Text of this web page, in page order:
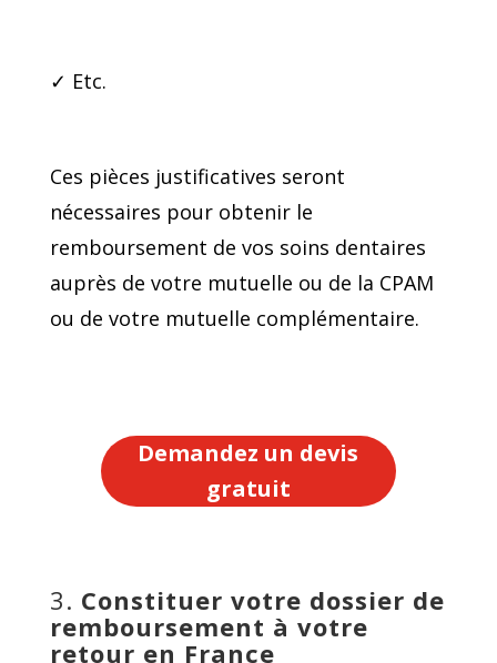
✓ Etc.
Ces pièces justificatives seront
nécessaires pour obtenir le
remboursement de vos soins dentaires
auprès de votre mutuelle ou de la CPAM
ou de votre mutuelle complémentaire.
Demandez un devis
gratuit
3. Constituer votre dossier de
remboursement à votre
retour en France